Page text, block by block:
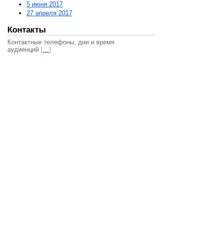
5 июня 2017
27 апреля 2017
Контакты
Контактные телефоны, дни и время
аудиенций […]